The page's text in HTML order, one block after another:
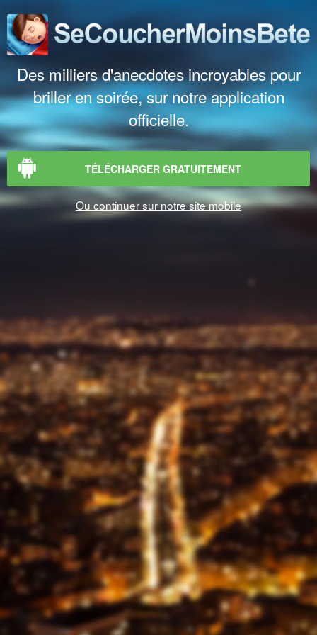
Des milliers d'anecdotes incroyables pour
briller en soirée, sur notre application
officielle.
TÉLÉCHARGER GRATUITEMENT
Ou continuer sur notre site mobile